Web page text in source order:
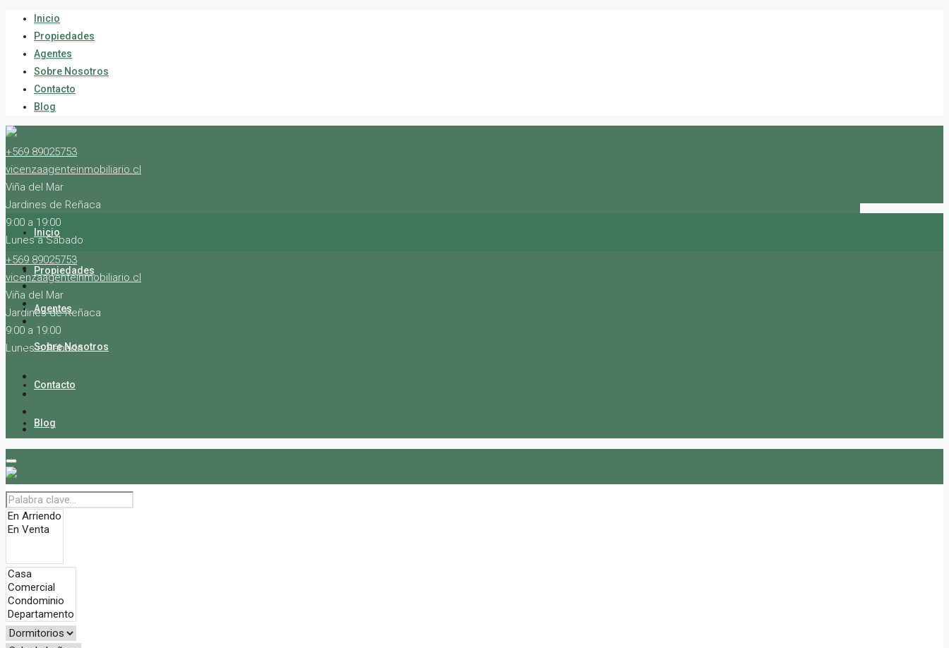
Inicio
Propiedades
Agentes
Sobre Nosotros
Contacto
Blog
+569 89025753
vicenzaagenteinmobiliario.cl
Viña del Mar
Jardines de Reñaca
9:00 a 19:00
Lunes a Sábado
Inicio
Propiedades
Agentes
Sobre Nosotros
Contacto
Blog
+569 89025753
vicenzaagenteinmobiliario.cl
Viña del Mar
Jardines de Reñaca
9:00 a 19:00
Lunes a Sábado